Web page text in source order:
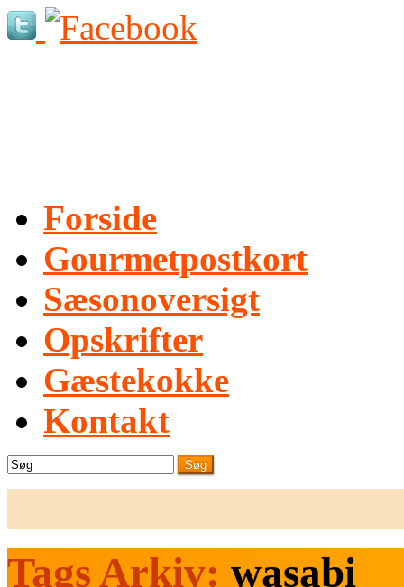
Forside
Gourmetpostkort
Sæsonoversigt
Opskrifter
Gæstekokke
Kontakt
Søg
Tags Arkiv: wasabi